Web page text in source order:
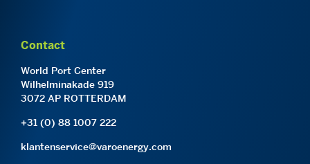
Contact
World Port Center
Wilhelminakade 919
3072 AP ROTTERDAM
+31 (0) 88 1007 222
klantenservice@varoenergy.com